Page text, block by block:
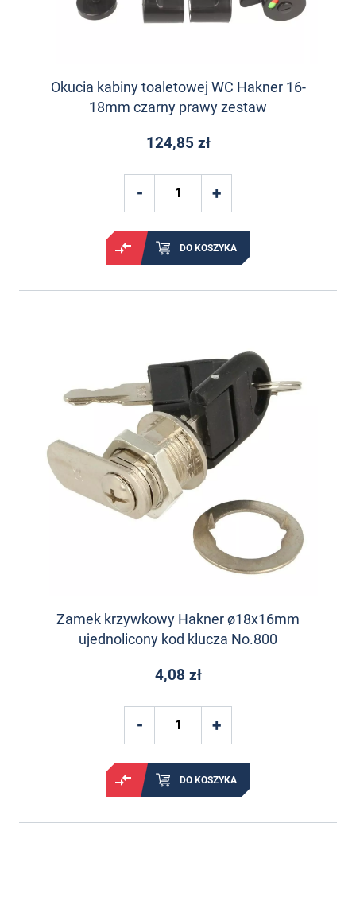
Okucia kabiny toaletowej WC Hakner 16-
18mm czarny prawy zestaw
124,85 zł
DO KOSZYKA
Zamek krzywkowy Hakner ø18x16mm
ujednolicony kod klucza No.800
4,08 zł
DO KOSZYKA